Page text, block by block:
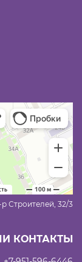
Строителей, 32/3
КОНТАКТЫ